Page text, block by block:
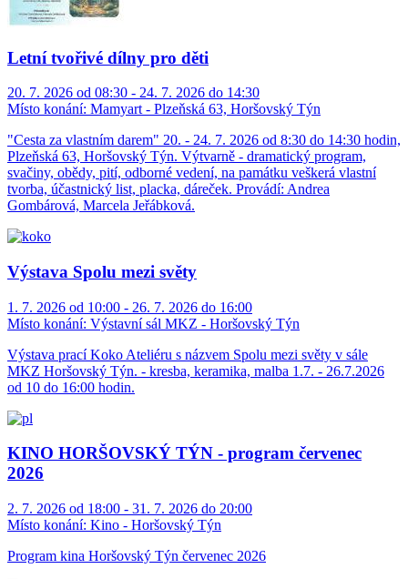
Letní tvořivé dílny pro děti
20. 7. 2026 od 08:30 - 24. 7. 2026 do 14:30
Místo konání: Mamyart - Plzeňská 63, Horšovský Týn
"Cesta za vlastním darem" 20. - 24. 7. 2026 od 8:30 do 14:30 hodin,
Plzeňská 63, Horšovský Týn. Výtvarně - dramatický program,
svačiny, obědy, pití, odborné vedení, na památku veškerá vlastní
tvorba, účastnický list, placka, dáreček. Provádí: Andrea
Gombárová, Marcela Jeřábková.
Výstava Spolu mezi světy
1. 7. 2026 od 10:00 - 26. 7. 2026 do 16:00
Místo konání: Výstavní sál MKZ - Horšovský Týn
Výstava prací Koko Ateliéru s názvem Spolu mezi světy v sále
MKZ Horšovský Týn. - kresba, keramika, malba 1.7. - 26.7.2026
od 10 do 16:00 hodin.
KINO HORŠOVSKÝ TÝN - program červenec
2026
2. 7. 2026 od 18:00 - 31. 7. 2026 do 20:00
Místo konání: Kino - Horšovský Týn
Program kina Horšovský Týn červenec 2026